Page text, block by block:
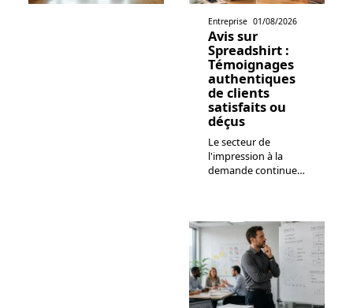
Entreprise 01/08/2026
Avis sur
Spreadshirt :
Témoignages
authentiques
de clients
satisfaits ou
déçus
Le secteur de
l'impression à la
demande continue…